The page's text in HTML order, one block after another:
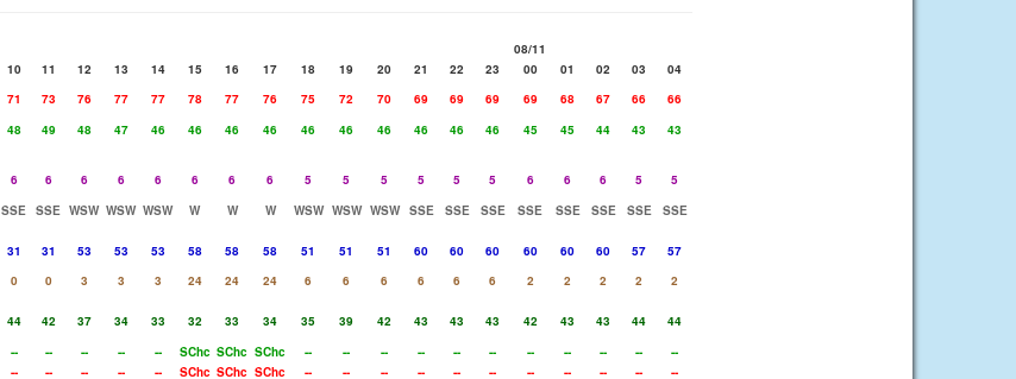
08/11
10 11 12 13 14 15 16 17 18 19 20 21 22 23 00 01 02 03
04
71 73 76 77 77 78 77 76 75 72 70 69 69 69 69 68 67 66
66
48 49 48 47 46 46 46 46 46 46 46 46 46 46 45 45 44 43
43
6 6 6 6 6 6 6 6 5 5 5 5 5 5 6 6 6 5
5
SSE SSE WSW WSW WSW W W W WSW WSW WSW SSE SSE SSE SSE SSE SSE SSE
SSE
31 31 53 53 53 58 58 58 51 51 51 60 60 60 60 60 60 57
57
0 0 3 3 3 24 24 24 6 6 6 6 6 6 2 2 2 2
2
44 42 37 34 33 32 33 34 35 39 42 43 43 43 42 43 43 44
44
-- -- -- -- -- SChc SChc SChc -- -- -- -- -- -- -- -- -- --
--
-- -- -- -- -- SChc SChc SChc -- -- -- -- -- -- -- -- -- -- --